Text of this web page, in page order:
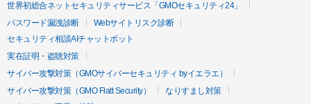
世界初総合ネットセキュリティサービス「GMOセキュリティ24」
パスワード漏洩診断
Webサイトリスク診断
セキュリティ相談AIチャットボット
実在証明・盗聴対策
サイバー攻撃対策（GMOサイバーセキュリティ byイエラエ）
サイバー攻撃対策（GMO Flatt Security）
なりすまし対策